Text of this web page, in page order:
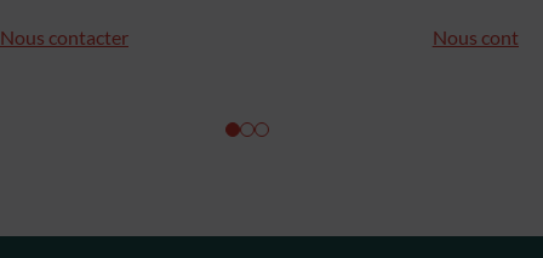
Nous contacter Nous